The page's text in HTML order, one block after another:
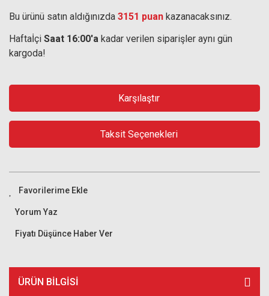
Bu ürünü satın aldığınızda 3151 puan kazanacaksınız.
Haftaİçi Saat 16:00'a kadar verilen siparişler aynı gün
kargoda!
Karşılaştır
Taksit Seçenekleri
Yorum Yaz
Fiyatı Düşünce Haber Ver
ÜRÜN BILGISI